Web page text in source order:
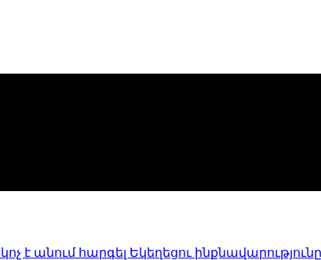
է անում հարգել Եկեղեցու ինքնավարությունը